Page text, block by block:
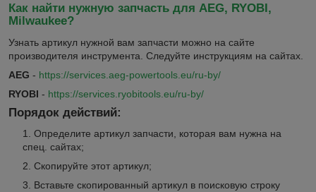
Как найти нужную запчасть для AEG, RYOBI,
Milwaukee?
Узнать артикул нужной вам запчасти можно на сайте
производителя инструмента. Следуйте инструкциям на сайтах.
AEG - https://services.aeg-powertools.eu/ru-by/
RYOBI - https://services.ryobitools.eu/ru-by/
Порядок действий:
Определите артикул запчасти, которая вам нужна на
спец. сайтах;
Скопируйте этот артикул;
Вставьте скопированный артикул в поисковую строку